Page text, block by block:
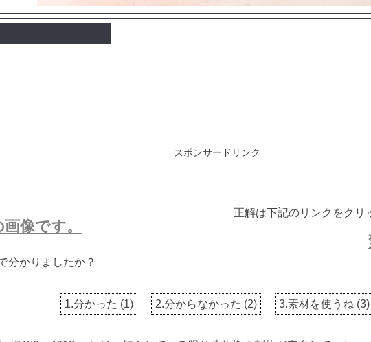
スポンサードリンク
正解は下記のリンクをクリ
像です。
分かりましたか？
1.分かった (1) 2.分からなかった (2) 3.素材を使うね (3)